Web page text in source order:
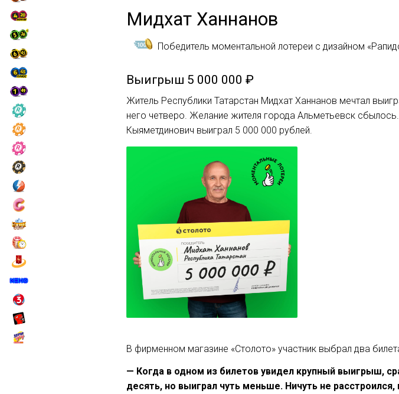
Мидхат Ханнанов
Победитель моментальной лотереи с дизайном
Выигрыш 5 000 000 ₽
Житель Республики Татарстан Мидхат Ханнанов мечтал
него четверо. Желание жителя города Альметьевск
Кыяметдинович выиграл 5 000 000 рублей.
В фирменном магазине «Столото» участник выбрал два
— Когда в одном из билетов увидел крупный выигрыш,
десять, но выиграл чуть меньше. Ничуть не